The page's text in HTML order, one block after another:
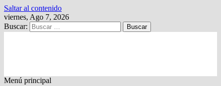
Saltar al contenido
viernes, Ago 7, 2026
Buscar:
Menú principal